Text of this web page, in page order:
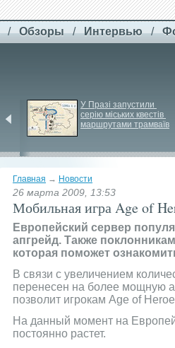
/ Обзоры / Интервью /
У Празі запустили
серію міських квестів
маршрутами трамваїв
Главная → Новости
26 марта 2009, 13:53
Мобильная игра Age of
Европейский сервер
апгрейд. Также
которая поможет
В связи с увеличением
перенесен на более мощную
позволит игрокам Age of
На данный момент на
постоянно растет.